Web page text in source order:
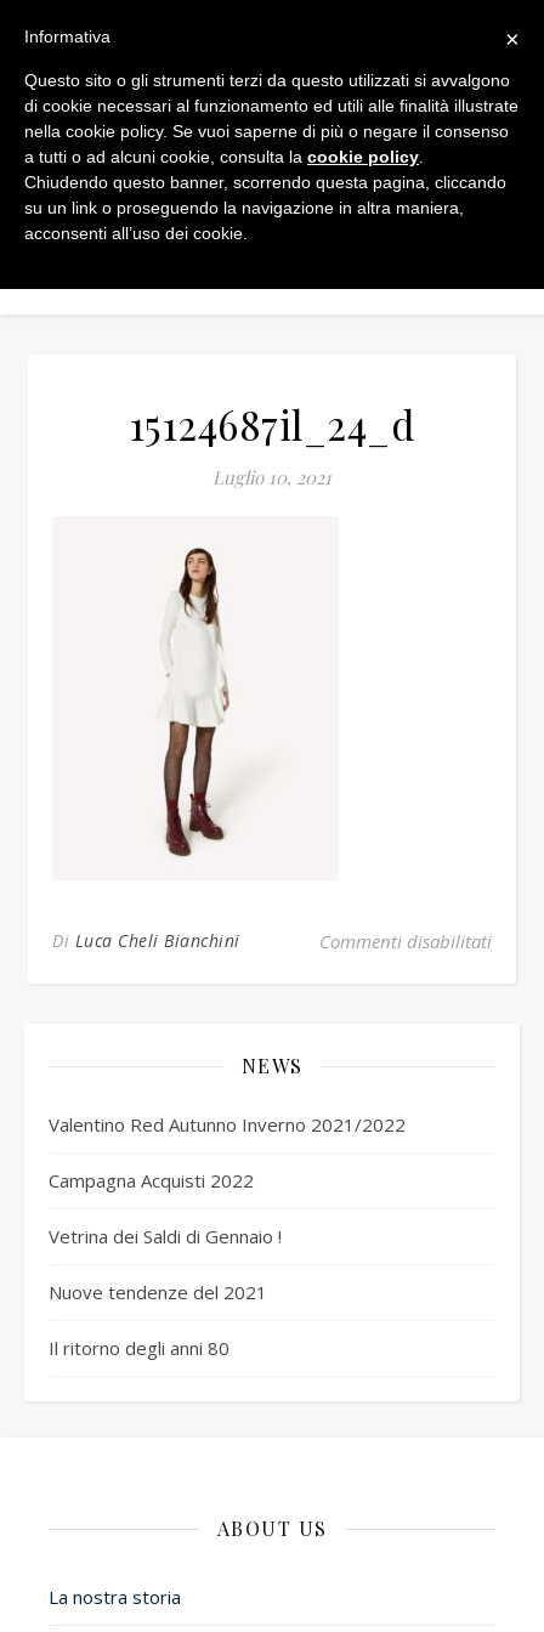
15124687il_24_d
Luglio 10, 2021
Di Luca Cheli Bianchini Commenti disabilitatisu
NEWS
Valentino Red Autunno Inverno 2021/2022
Campagna Acquisti 2022
Vetrina dei Saldi di Gennaio !
Nuove tendenze del 2021
Il ritorno degli anni 80
ABOUT US
La nostra storia
×
Informativa
Questo sito o gli strumenti terzi da questo utilizzati si avvalgono
di cookie necessari al funzionamento ed utili alle finalità illustrate
nella cookie policy. Se vuoi saperne di più o negare il consenso
a tutti o ad alcuni cookie, consulta la cookie policy
Chiudendo questo banner, scorrendo questa pagina, cliccando
su un link o proseguendo la navigazione in altra maniera,
acconsenti all’uso dei cookie.